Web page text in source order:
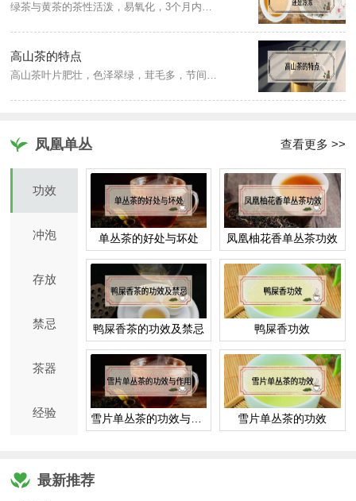
绿茶与黄茶的茶性活泼，易氧化，3个月内饮用不完的，需放置冰箱冷藏保存，若超过3个月不饮用的，需放置冰箱冷冻。红茶与乌龙茶的茶性稳定，需放置冰箱冷藏保存；白茶为轻发酵茶，需密封常温保存；而普洱茶与黑茶为后发酵茶，可常温保存。
高山茶的特点
高山茶叶片肥壮，色泽翠绿，茸毛多，节间长，鲜嫩度好。由此加工而成的茶叶，往往具有特殊的花香，而且香气高，滋味浓，耐冲泡，且条索肥硕、紧结，白毫显露。
凤凰单丛 查看更多 >>
功效
冲泡
存放
禁忌
茶器
经验
单丛茶的好处与坏处 凤凰柚花香单丛茶功效
鸭屎香茶的功效及禁忌 鸭屎香功效
雪片单丛茶的功效与作用 雪片单丛茶的功效
最新推荐